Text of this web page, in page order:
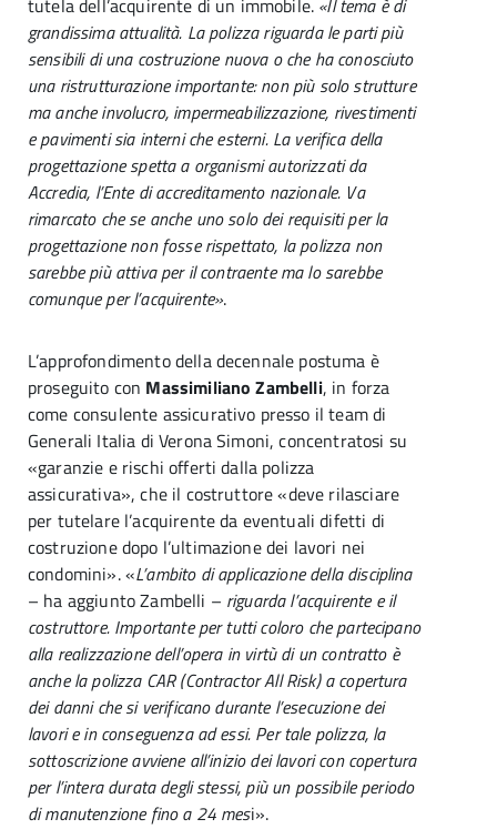
tutela dell’acquirente di un immobile. «Il tema è di
grandissima attualità. La polizza riguarda le parti più
sensibili di una costruzione nuova o che ha conosciuto
una ristrutturazione importante: non più solo strutture
ma anche involucro, impermeabilizzazione, rivestimenti
e pavimenti sia interni che esterni. La verifica della
progettazione spetta a organismi autorizzati da
Accredia, l’Ente di accreditamento nazionale. Va
rimarcato che se anche uno solo dei requisiti per la
progettazione non fosse rispettato, la polizza non
sarebbe più attiva per il contraente ma lo sarebbe
comunque per l’acquirente».
L’approfondimento della decennale postuma è
proseguito con Massimiliano Zambelli, in forza
come consulente assicurativo presso il team di
Generali Italia di Verona Simoni, concentratosi su
«garanzie e rischi offerti dalla polizza
assicurativa», che il costruttore «deve rilasciare
per tutelare l’acquirente da eventuali difetti di
costruzione dopo l’ultimazione dei lavori nei
condomini». «L’ambito di applicazione della disciplina
– ha aggiunto Zambelli – riguarda l’acquirente e il
costruttore. Importante per tutti coloro che partecipano
alla realizzazione dell’opera in virtù di un contratto è
anche la polizza CAR (Contractor All Risk) a copertura
dei danni che si verificano durante l’esecuzione dei
lavori e in conseguenza ad essi. Per tale polizza, la
sottoscrizione avviene all’inizio dei lavori con copertura
per l’intera durata degli stessi, più un possibile periodo
di manutenzione fino a 24 mesi».